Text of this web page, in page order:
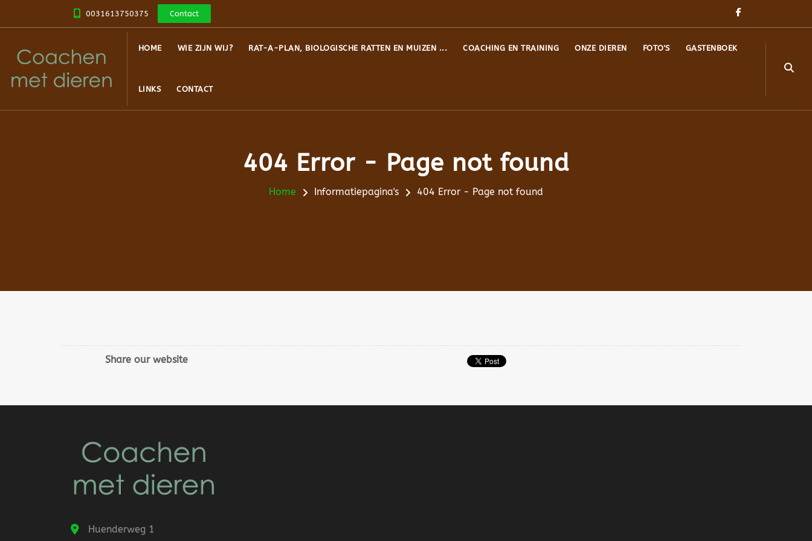
0031613750375 Contact
HOME WIE ZIJN WIJ? RAT-A-PLAN, BIOLOGISCHE RATTEN EN MUIZEN ... COACHING EN TRAINING ONZE DIEREN FOTO'S GASTENBOEK
LINKS CONTACT
404 Error - Page not found
Home Informatiepagina's 404 Error - Page not found
Share our website
Huenderweg 1